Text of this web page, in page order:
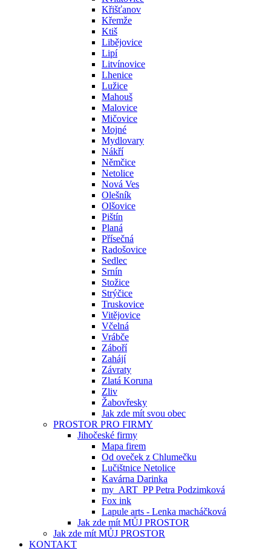
Křišťanov
Křemže
Ktiš
Libějovice
Lipí
Litvínovice
Lhenice
Lužice
Mahouš
Malovice
Mičovice
Mojné
Mydlovary
Nákří
Němčice
Netolice
Nová Ves
Olešník
Olšovice
Pištín
Planá
Přísečná
Radošovice
Sedlec
Srnín
Stožice
Strýčice
Truskovice
Vitějovice
Včelná
Vrábče
Záboří
Zahájí
Závraty
Zlatá Koruna
Zliv
Žabovřesky
Jak zde mít svou obec
PROSTOR PRO FIRMY
Jihočeské firmy
Mapa firem
Od oveček z Chlumečku
Lučištnice Netolice
Kavárna Darinka
my_ART_PP Petra Podzimková
Fox ink
Lapule arts - Lenka macháčková
Jak zde mít MŮJ PROSTOR
Jak zde mít MŮJ PROSTOR
KONTAKT